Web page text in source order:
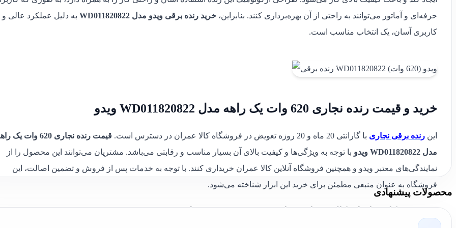
حرفه‌ای و آماتور می‌توانند به راحتی از آن بهره‌برداری کنند. بنابراین، خرید رنده برقی ویدو مدل WD011820822
به دلیل عملکرد عالی و
کاربری آسان، یک انتخاب مناسب است.
خرید و قیمت رنده نجاری 620 وات یک راهه مدل WD011820822 ویدو
این رنده برقی نجاری با گارانتی 20 ماه و 20 روزه تعویض در فروشگاه کالا عمران در دسترس است.
قیمت رنده نجاری 620 وات یک
مدل WD011820822 ویدو
با توجه به ویژگی‌ها و کیفیت بالای آن بسیار مناسب و رقابتی می‌باشد. مشتریان می‌توانند این محصول را از
نمایندگی‌های معتبر ویدو و همچنین فروشگاه آنلاین کالا عمران خریداری کنند. با توجه به خدمات پس از فروش و تضمین اصالت، این
فروشگاه به عنوان منبعی مطمئن برای خرید این ابزار شناخته می‌شود.
جمع‌بندی کارشناسان کالا عمران درباره رنده برقی ویدو مدل WD011820822:
محصولات پیشنهادی